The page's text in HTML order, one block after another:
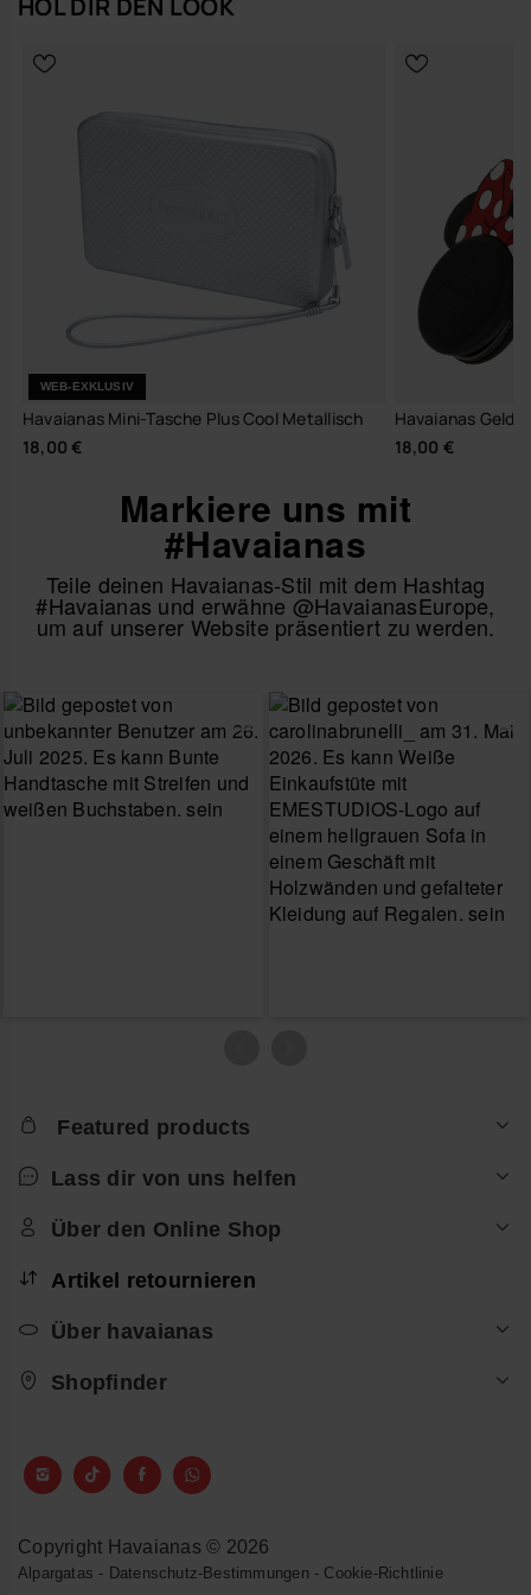
WEB-EXKLUSIV
Havaianas Mini-Tasche Plus Cool Metallisch
18,00 €
Havaianas
18,00 €
Markiere uns mit
#Havaianas
Teile deinen Havaianas-Stil mit dem Hashtag
#Havaianas und erwähne @HavaianasEurope,
um auf unserer Website präsentiert zu werden.
Featured products
Lass dir von uns helfen
Über den Online Shop
Artikel retournieren
Über havaianas
Shopfinder
Copyright Havaianas © 2026
Alpargatas - Datenschutz-Bestimmungen - Cookie-Richtlinie